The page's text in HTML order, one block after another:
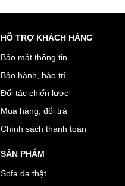
HỖ TRỢ KHÁCH HÀNG
Bảo mật thông tin
Bảo hành, bảo trì
Đối tác chiến lược
Mua hàng, đổi trả
Chính sách thanh toán
SẢN PHẨM
Sofa da thật